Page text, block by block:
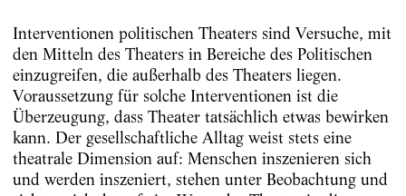
Interventionen politischen Theaters sind Versuche, mit
den Mitteln des Theaters in Bereiche des Politischen
einzugreifen, die außerhalb des Theaters liegen.
Voraussetzung für solche Interventionen ist die
Überzeugung, dass Theater tatsächlich etwas bewirken
kann. Der gesellschaftliche Alltag weist stets eine
theatrale Dimension auf: Menschen inszenieren sich
und werden inszeniert, stehen unter Beobachtung und